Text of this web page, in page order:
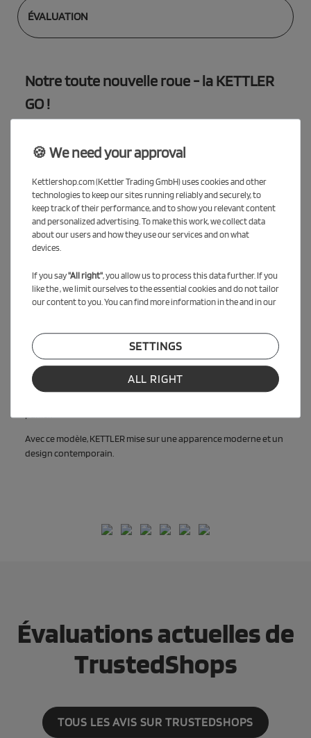
ÉVALUATION
Notre toute nouvelle roue - la KETTLER
GO !
et stylé de rouler dans les environs. Fini les couleurs standard des
roues, place à un look moderne et chic.
Le vélo à cadre en acier au design rétro est équipé d'une
sonnette et d'un panier en osier de couleur assortie.
Pour les garçons et les filles, c'est la roue parfaite pour entraîner
l'équilibre et la coordination de manière ludique. La roue s'adapte
de manière optimale à la taille de l'enfant et favorise l'équilibre et
premier vrai vélo.
La selle rembourrée et les poignées en similicuir de haute qualité
facilement essuyable.
Le montage simple de la roue la rend immédiatement prête à
l'emploi.
Avec ce modèle, KETTLER mise sur une apparence moderne et un
design contemporain.
Évaluations actuelles de
TrustedShops
TOUS LES AVIS SUR TRUSTEDSHOPS
🍪 We need your approval
Kettlershop.com (Kettler Trading GmbH) uses cookies and other
technologies to keep our sites running reliably and securely, to
keep track of their performance, and to show you relevant content
and personalized advertising. To make this work, we collect data
about our users and how they use our services and on what
devices.
If you say"All right", you allow us to process this data further. If you
like the , we limit ourselves to the essential cookies and do not tailor
our content to you. You can find more information in the and in our
SETTINGS
ALL RIGHT